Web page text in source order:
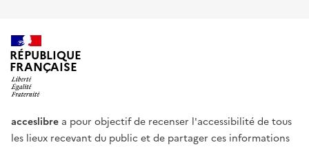
RÉPUBLIQUE
FRANÇAISE
acceslibre a pour objectif de recenser l'accessibilité de tous
les lieux recevant du public et de partager ces informations